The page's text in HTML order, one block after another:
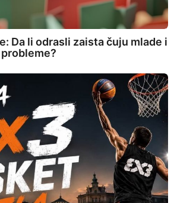
Da li odrasli zaista čuju mlade i